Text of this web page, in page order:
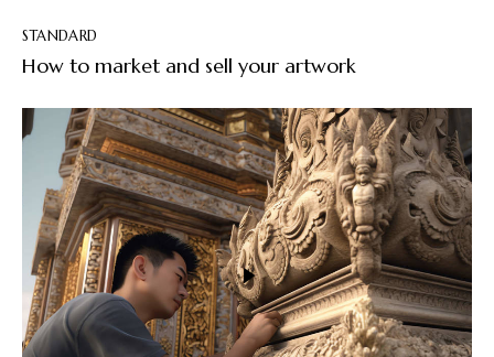
STANDARD
How to market and sell your artwork